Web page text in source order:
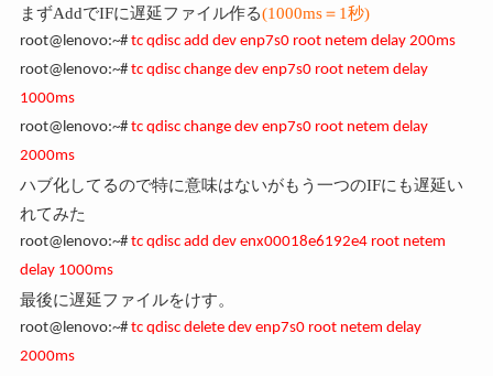
まずAddでIFに遅延ファイル作る(1000ms＝1秒)
root@lenovo:~#tc qdisc add dev enp7s0 root netem delay 200ms
root@lenovo:~#tc qdisc change dev enp7s0 root netem delay
1000ms
root@lenovo:~#tc qdisc change dev enp7s0 root netem delay
2000ms
ハブ化してるので特に意味はないがもう一つのIFにも遅延い
れてみた
root@lenovo:~# tc qdisc add dev enx00018e6192e4 root netem
delay 1000ms
最後に遅延ファイルをけす。
root@lenovo:~# tc qdisc delete dev enp7s0 root netem delay
2000ms